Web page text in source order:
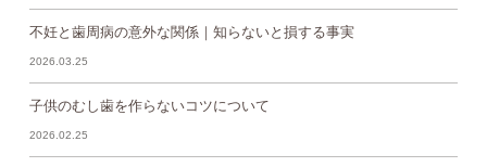
不妊と歯周病の意外な関係｜知らないと損する事実
2026.03.25
子供のむし歯を作らないコツについて
2026.02.25